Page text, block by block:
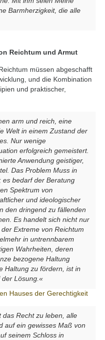
Barmherzigkeit, die alle
Reichtum und Armut
müssen abgeschafft
und die Kombination
und praktischer,
arm und reich, eine
Welt in einem Zustand der
Nur wenige
erfolgreich gemeistert.
Anwendung geistiger,
Das Problem Muss in
es bedarf der Beratung
Spektrum von
und ideologischer
den dringend zu fällenden
Es handelt sich nicht nur
Extreme von Reichtum
in untrennbarem
Wahrheiten, deren
bezogene Haltung
Haltung zu fördern, ist in
der Lösung.«
Hauses der Gerechtigkeit
das Recht zu leben, alle
auf ein gewisses Maß von
seinem Schloss in